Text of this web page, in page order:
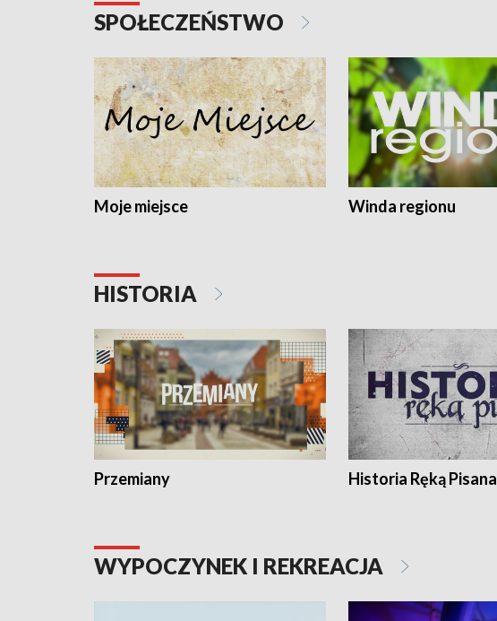
SPOŁECZEŃSTWO
Moje miejsce Winda regionu
HISTORIA
Przemiany Historia Ręką Pisana
WYPOCZYNEK I REKREACJA